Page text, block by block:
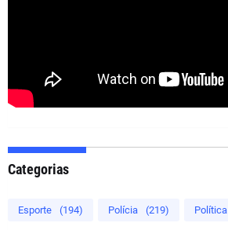
Categorias
Esporte (194) Polícia (219) Política